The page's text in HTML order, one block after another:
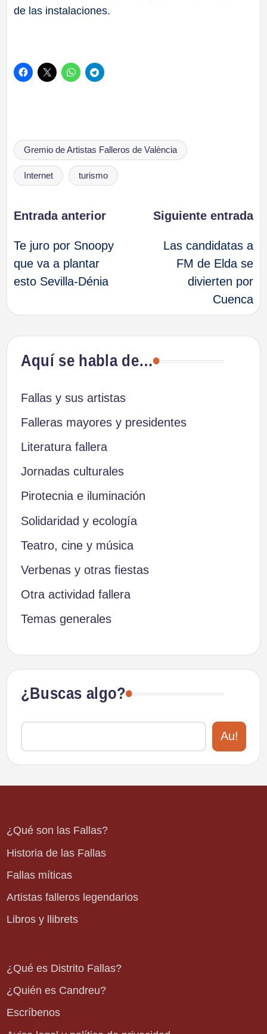
de las instalaciones.
Etiquetas:
Gremio de Artistas Falleros de València
Internet turismo
Navegación
de
entradas
Entrada anterior
Te juro por Snoopy
que va a plantar
esto Sevilla-Dénia
Siguiente entrada
Las candidatas a
FM de Elda se
divierten por
Cuenca
Aquí se habla de…
Fallas y sus artistas
Falleras mayores y presidentes
Literatura fallera
Jornadas culturales
Pirotecnia e iluminación
Solidaridad y ecología
Teatro, cine y música
Verbenas y otras fiestas
Otra actividad fallera
Temas generales
¿Buscas algo?
Au!
¿Qué son las Fallas?
Historia de las Fallas
Fallas míticas
Artistas falleros legendarios
Libros y llibrets
¿Qué es Distrito Fallas?
¿Quién es Candreu?
Escríbenos